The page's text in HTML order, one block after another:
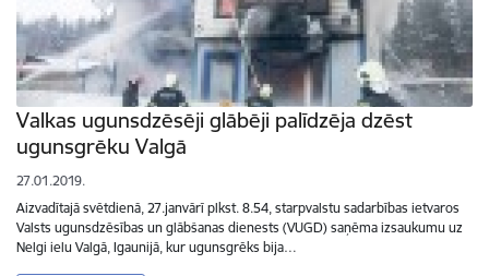
Valkas ugunsdzēsēji glābēji palīdzēja dzēst
ugunsgrēku Valgā
27.01.2019.
Aizvadītajā svētdienā, 27.janvārī plkst. 8.54, starpvalstu sadarbības ietvaros
Valsts ugunsdzēsības un glābšanas dienests (VUGD) saņēma izsaukumu uz
Nelgi ielu Valgā, Igaunijā, kur ugunsgrēks bija…